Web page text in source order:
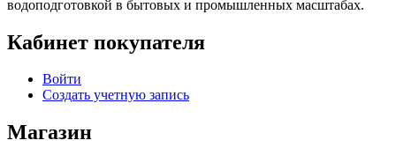
водоподготовкой в бытовых и промышленных масштабах.
Кабинет покупателя
Войти
Создать учетную запись
Магазин